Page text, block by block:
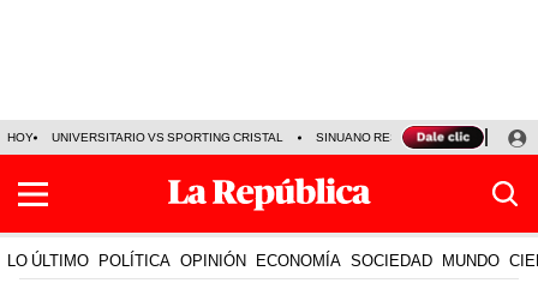
HOY UNIVERSITARIO VS SPORTING CRISTAL SINUANO RESULTADOS HOY
LO ÚLTIMO POLÍTICA OPINIÓN ECONOMÍA SOCIEDAD MUNDO